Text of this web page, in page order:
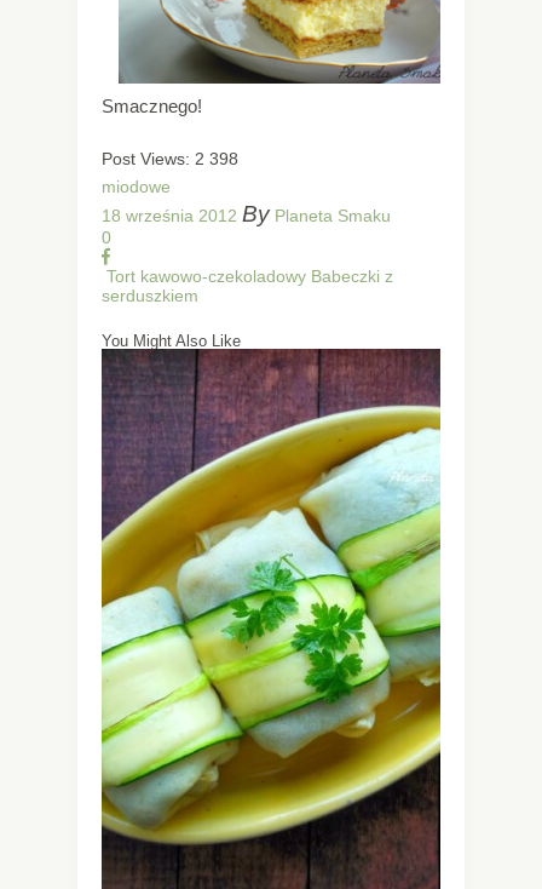
Smacznego!
Post Views: 2 398
miodowe
18 września 2012 By Planeta Smaku
0
Tort kawowo-czekoladowy Babeczki z
serduszkiem
You Might Also Like